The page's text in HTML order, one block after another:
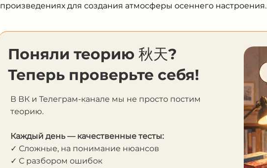
произведениях для создания атмосферы осеннего настроения.
Поняли теорию 秋天?
Теперь проверьте себя!
В ВК и Телеграм-канале мы не просто постим
теорию.
Каждый день — качественные тесты:
✓ Сложные, на понимание нюансов
✓ С разбором ошибок